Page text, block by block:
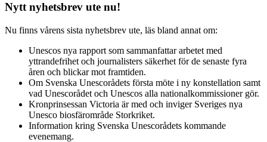
Nytt nyhetsbrev ute nu!
Nu finns vårens sista nyhetsbrev ute, läs bland annat om:
Unescos nya rapport som sammanfattar arbetet med
yttrandefrihet och journalisters säkerhet för de senaste fyra
åren och blickar mot framtiden.
Om Svenska Unescorådets första möte i ny konstellation samt
vad Unescorådet och Unescos alla nationalkommissioner gör.
Kronprinsessan Victoria är med och inviger Sveriges nya
Unesco biosfärområde Storkriket.
Information kring Svenska Unescorådets kommande
evenemang.